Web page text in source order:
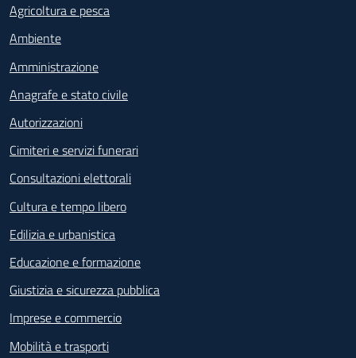
Agricoltura e pesca
Ambiente
Amministrazione
Anagrafe e stato civile
Autorizzazioni
Cimiteri e servizi funerari
Consultazioni elettorali
Cultura e tempo libero
Edilizia e urbanistica
Educazione e formazione
Giustizia e sicurezza pubblica
Imprese e commercio
Mobilità e trasporti